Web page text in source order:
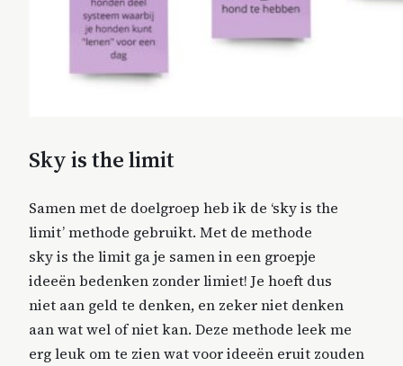
Sky is the limit
Samen met de doelgroep heb ik de ‘sky is the
limit’ methode gebruikt. Met de methode
sky is the limit ga je samen in een groepje
ideeën bedenken zonder limiet! Je hoeft dus
niet aan geld te denken, en zeker niet denken
aan wat wel of niet kan. Deze methode leek me
erg leuk om te zien wat voor ideeën eruit zouden